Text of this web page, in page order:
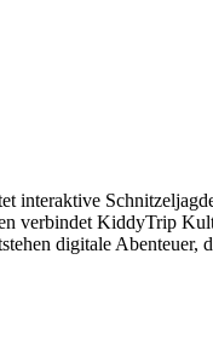
interaktive
verbindet KiddyTrip
digitale Abenteuer,